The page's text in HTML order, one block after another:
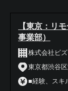
【東京：リ
事業部）
株式会社ビ
東京都渋谷
■経験、スキ